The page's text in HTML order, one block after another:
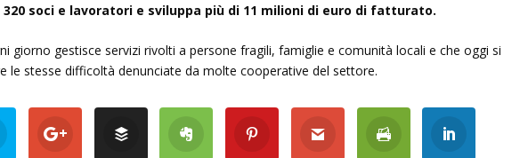
soci e lavoratori e sviluppa più di 11 milioni di euro di fatturato.
giorno gestisce servizi rivolti a persone fragili, famiglie e comunità locali e che oggi si
le stesse difficoltà denunciate da molte cooperative del settore.